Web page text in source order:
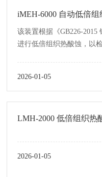
iMEH-6000 自动低倍
该装置根据《GB226-2015
进行低倍组织热酸蚀，以
2026-01-05
LMH-2000 低倍组织热
2026-01-05